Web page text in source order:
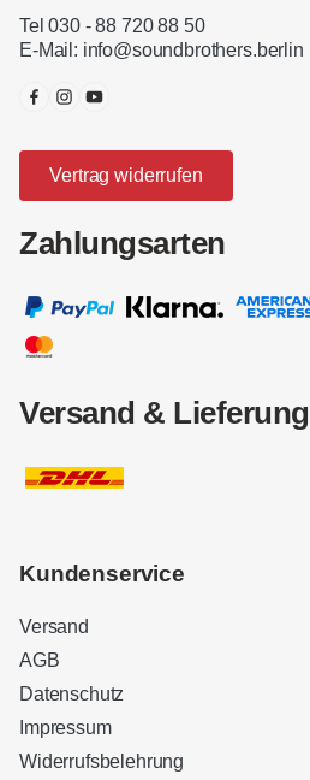
Tel 030 - 88 720 88 50
E-Mail: info@soundbrothers.berlin
Vertrag widerrufen
Zahlungsarten
Versand & Lieferung
Kundenservice
Versand
AGB
Datenschutz
Impressum
Widerrufsbelehrung